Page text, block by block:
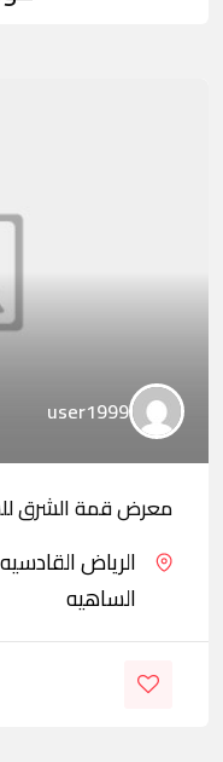
user1999
معرض قمة الشرق
الرياض
الساهيه